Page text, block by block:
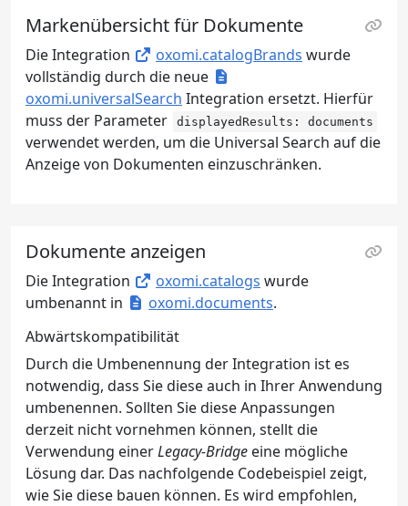
Markenübersicht für Dokumente
Die Integration oxomi.catalogBrands wurde
vollständig durch die neue
oxomi.universalSearch Integration ersetzt. Hierfür
muss der Parameter
displayedResults: documents
verwendet werden, um die Universal Search auf die
Anzeige von Dokumenten einzuschränken.
Dokumente anzeigen
Die Integration oxomi.catalogs wurde
umbenannt in
oxomi.documents.
Abwärtskompatibilität
Durch die Umbenennung der Integration ist es
notwendig, dass Sie diese auch in Ihrer Anwendung
umbenennen. Sollten Sie diese Anpassungen
derzeit nicht vornehmen können, stellt die
Verwendung einerLegacy-Bridge eine mögliche
Lösung dar. Das nachfolgende Codebeispiel zeigt,
wie Sie diese bauen können. Es wird empfohlen,